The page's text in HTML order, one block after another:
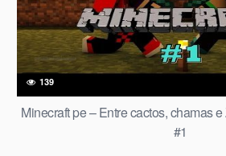
139
Minecraft pe – Entre cactos, chamas
#1